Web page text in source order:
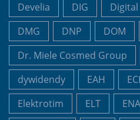
Develia
DIG
DMG
DNP DOM
Dr. Miele Cosmed Group
dywidendy
EAH
Elektrotim
ELT ENA